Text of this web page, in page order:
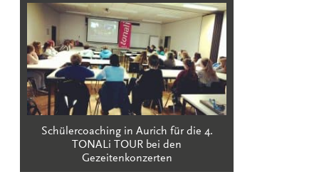
Schülercoaching in Aurich für die 4.
TONALi TOUR bei den
Gezeitenkonzerten